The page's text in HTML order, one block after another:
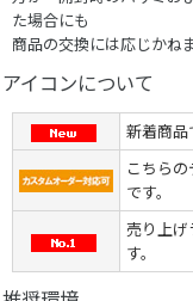
た場合にも
商品の交換には応じかね
アイコンについて
新着商品
こちら
です。
売り上げ
す。